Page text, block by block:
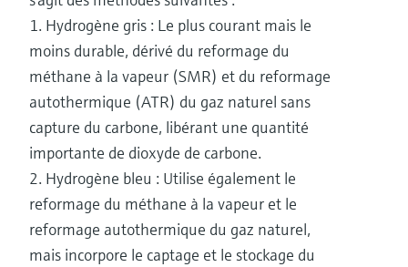
1. Hydrogène gris : Le plus courant mais le
moins durable, dérivé du reformage du
méthane à la vapeur (SMR) et du reformage
autothermique (ATR) du gaz naturel sans
capture du carbone, libérant une quantité
importante de dioxyde de carbone.
2. Hydrogène bleu : Utilise également le
reformage du méthane à la vapeur et le
reformage autothermique du gaz naturel,
mais incorpore le captage et le stockage du